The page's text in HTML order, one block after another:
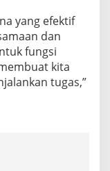
yang efektif
dan
fungsi
kita
tugas,”